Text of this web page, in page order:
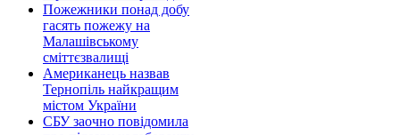
Пожежники понад добу
гасять пожежу на
Малашівському
сміттєзвалищі
Американець назвав
Тернопіль найкращим
містом України
СБУ заочно повідомила